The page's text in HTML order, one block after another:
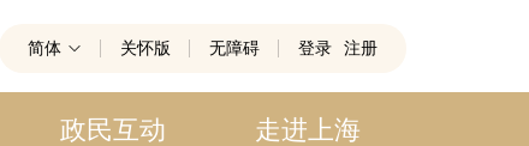
简体 关怀版 无障碍 登录 注册
政民互动 走进上海